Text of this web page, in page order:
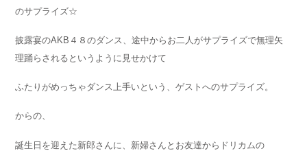
のサプライズ☆
披露宴のAKB４８のダンス、途中からお二人がサプライズで無理矢
理踊らされるというように見せかけて
ふたりがめっちゃダンス上手いという、ゲストへのサプライズ。
からの、
誕生日を迎えた新郎さんに、新婦さんとお友達からドリカムの